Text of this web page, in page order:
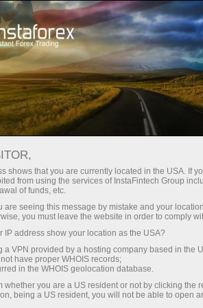
Pembukaan akun instan Platform
Pemula Untuk Investor Untuk
posisi
shows that you are currently located in the USA. If
from using the services of InstaFintech Group
of funds, etc.
are seeing this message by mistake and your
you must leave the website in order to comply
IP address show your location as the USA?
a VPN provided by a hosting company based in the
have proper WHOIS records;
in the WHOIS geolocation database.
whether you are a US resident or not by clicking the
being a US resident, you will not be able to open